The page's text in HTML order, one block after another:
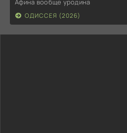
Афина вообще уродина
ОДИССЕЯ (2026)